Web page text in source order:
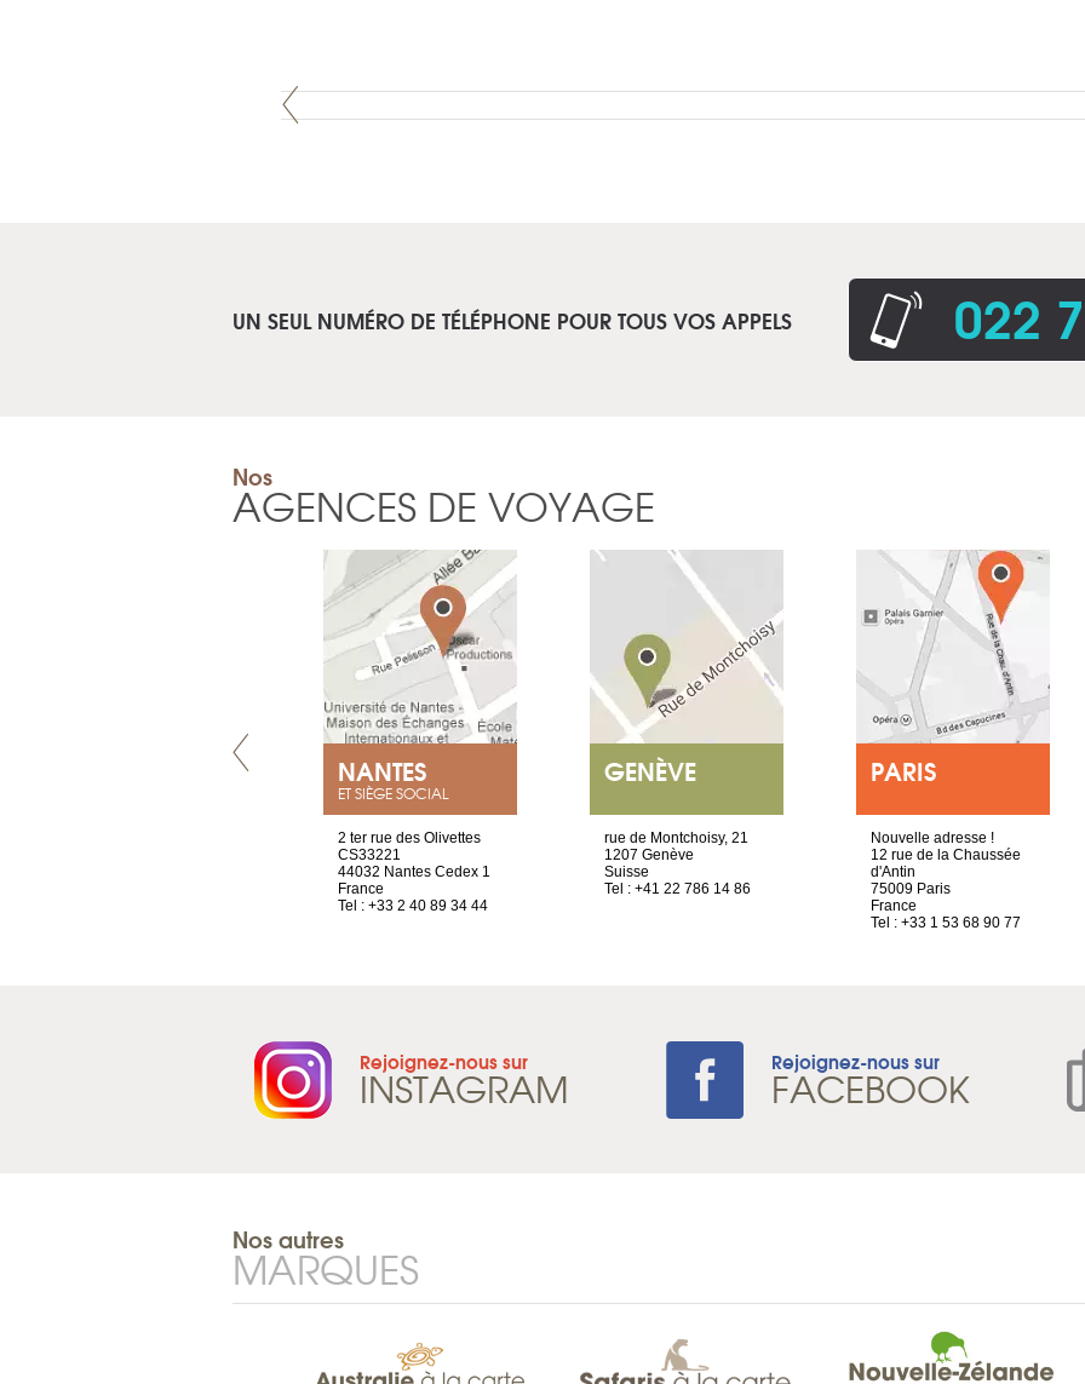
UN SEUL NUMÉRO DE TÉLÉPHONE POUR TOUS VOS APPELS 022
Nos
AGENCES DE VOYAGE
NANTES
ET SIÈGE SOCIAL
2 ter rue des Olivettes
CS33221
44032 Nantes Cedex 1
France
Tel : +33 2 40 89 34 44
GENÈVE
rue de Montchoisy, 21
1207 Genève
Suisse
Tel : +41 22 786 14 86
PARIS
Nouvelle adresse !
12 rue de la Chaussée
d'Antin
75009 Paris
France
Tel : +33 1 53 68 90 77
Rejoignez-nous sur
INSTAGRAM Rejoignez-nous sur
FACEBOOK
Nos autres
MARQUES